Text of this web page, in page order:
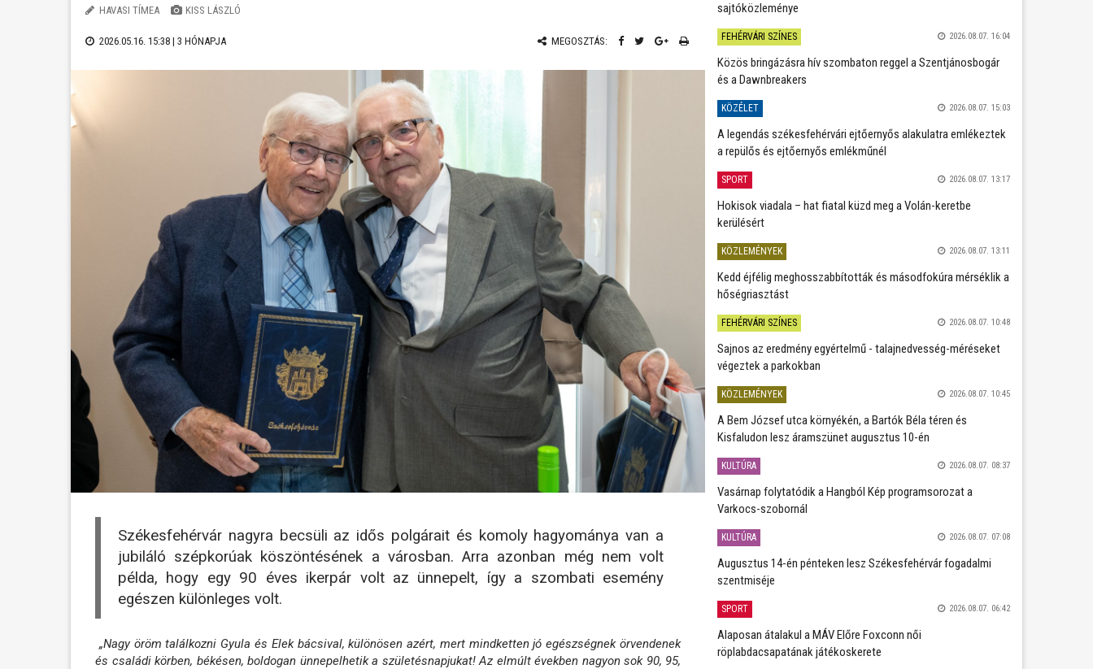
HAVASI TÍMEA KISS LÁSZLÓ
2026.05.16. 15:38 | 3 HÓNAPJA MEGOSZTÁS:
Székesfehérvár nagyra becsüli az idős polgárait és komoly hagyománya van a
jubiláló szépkorúak köszöntésének a városban. Arra azonban még nem volt
példa, hogy egy 90 éves ikerpár volt az ünnepelt, így a szombati esemény
egészen különleges volt.
„Nagy öröm találkozni Gyula és Elek bácsival, különösen azért, mert mindketten jó egészségnek örvendenek
és családi körben, békésen, boldogan ünnepelhetik a születésnapjukat! Az elmúlt években nagyon sok 90, 95,
sajtóközleménye
FEHÉRVÁRI SZÍNES 2026.08.07. 16:04
Közös bringázásra hív szombaton reggel a Szentjánosbogár
és a Dawnbreakers
KÖZÉLET 2026.08.07. 15:03
A legendás székesfehérvári ejtőernyős alakulatra emlékeztek
a repülős és ejtőernyős emlékműnél
SPORT 2026.08.07. 13:17
Hokisok viadala – hat fiatal küzd meg a Volán-keretbe
kerülésért
KÖZLEMÉNYEK 2026.08.07. 13:11
Kedd éjfélig meghosszabbították és másodfokúra mérséklik a
hőségriasztást
FEHÉRVÁRI SZÍNES 2026.08.07. 10:48
Sajnos az eredmény egyértelmű - talajnedvesség-méréseket
végeztek a parkokban
KÖZLEMÉNYEK 2026.08.07. 10:45
A Bem József utca környékén, a Bartók Béla téren és
Kisfaludon lesz áramszünet augusztus 10-én
KULTÚRA 2026.08.07. 08:37
Vasárnap folytatódik a Hangból Kép programsorozat a
Varkocs-szobornál
KULTÚRA 2026.08.07. 07:08
Augusztus 14-én pénteken lesz Székesfehérvár fogadalmi
szentmiséje
SPORT 2026.08.07. 06:42
Alaposan átalakul a MÁV Előre Foxconn női
röplabdacsapatának játékoskerete